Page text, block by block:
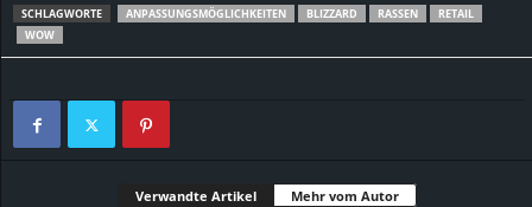
SCHLAGWORTE ANPASSUNGSMÖGLICHKEITEN BLIZZARD RASSEN
RETAIL
WOW
Verwandte Artikel Mehr vom Autor